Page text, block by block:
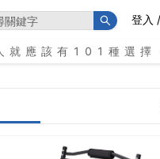
登入
應該有101種選擇